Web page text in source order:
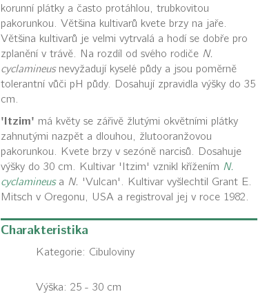
korunní plátky a často protáhlou, trubkovitou
pakorunkou. Většina kultivarů kvete brzy na jaře.
Většina kultivarů je velmi vytrvalá a hodí se dobře pro
zplanění v trávě. Na rozdíl od svého rodiče N.
cyclamineusnevyžadují kyselé půdy a jsou poměrně
tolerantní vůči pH půdy. Dosahují zpravidla výšky do 35
cm.
'Itzim' má květy se zářivě žlutými okvětními plátky
zahnutými nazpět a dlouhou, žlutooranžovou
pakorunkou. Kvete brzy v sezóně narcisů. Dosahuje
výšky do 30 cm. Kultivar 'Itzim' vznikl křížením N.
cyclamineusa N. 'Vulcan'. Kultivar vyšlechtil Grant E.
Mitsch v Oregonu, USA a registroval jej v roce 1982.
Charakteristika
Kategorie: Cibuloviny
Výška: 25 - 30 cm